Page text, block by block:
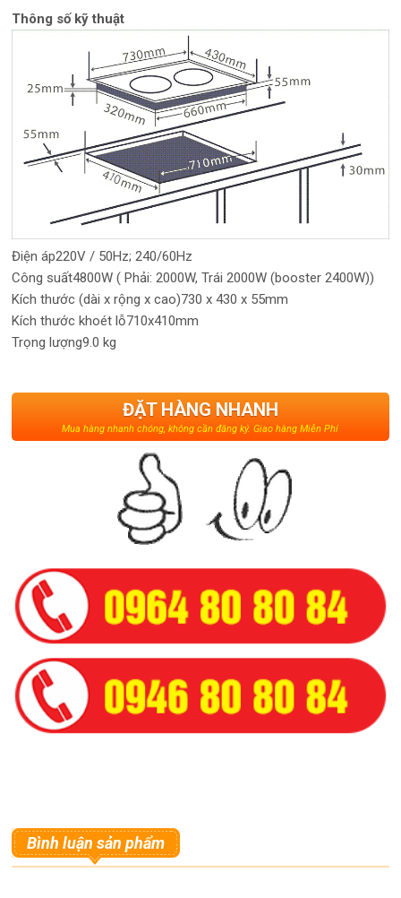
Thông số kỹ thuật
Điện áp220V / 50Hz; 240/60Hz
Công suất4800W ( Phải: 2000W, Trái 2000W (booster 2400W))
Kích thước (dài x rộng x cao)730 x 430 x 55mm
Kích thước khoét lỗ710x410mm
Trọng lượng9.0 kg
ĐẶT HÀNG NHANH
Mua hàng nhanh chóng, không cần đăng ký. Giao hàng Miễn Phí
Bình luận sản phẩm